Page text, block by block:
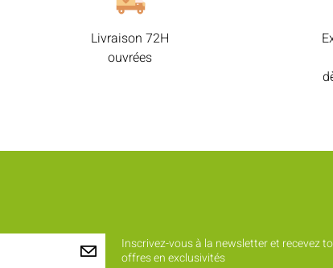
Livraison 72H
ouvrées
Inscrivez-vous à la newsletter et recevez
offres en exclusivités